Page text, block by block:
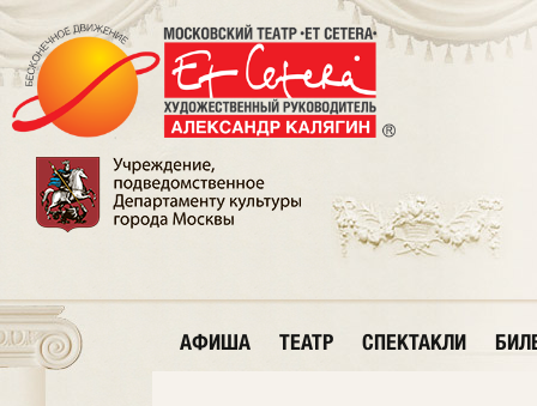
АФИША ТЕАТР СПЕКТАКЛИ